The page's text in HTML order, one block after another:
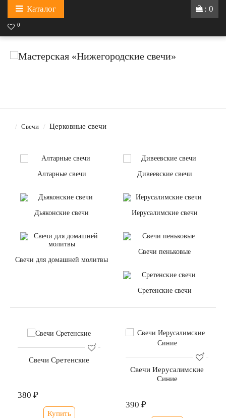
: 0
Каталог
0
Свечи Церковные свечи
Алтарные свечи Дивеевские свечи
Дьяконские свечи Иерусалимские свечи
Свечи для домашней молитвы
Свечи пеньковые
Сретенские свечи
Свечи Сретенские
380 ₽
Купить
Свечи Иерусалимские
Синие
390 ₽